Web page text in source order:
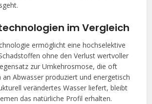
im Vergleich
ermöglicht eine hochselektive
ohne den Verlust wertvoller
zur Umkehrosmose, die oft
Abwasser produziert und energetisch
verändertes Wasser liefert, bleibt
das natürliche Profil erhalten.